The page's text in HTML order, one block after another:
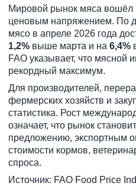
Мировой рынок мяса вошёл
ценовым напряжением. По
мясо в апреле 2026 года
1,2% выше марта и на 6,4%
FAO указывает, что мясной
рекордный максимум.
Для производителей,
фермерских хозяйств и
статистика. Рост
означает, что рынок
предложению, экспортным
стоимости кормов,
спроса.
Источник: FAO Food Price